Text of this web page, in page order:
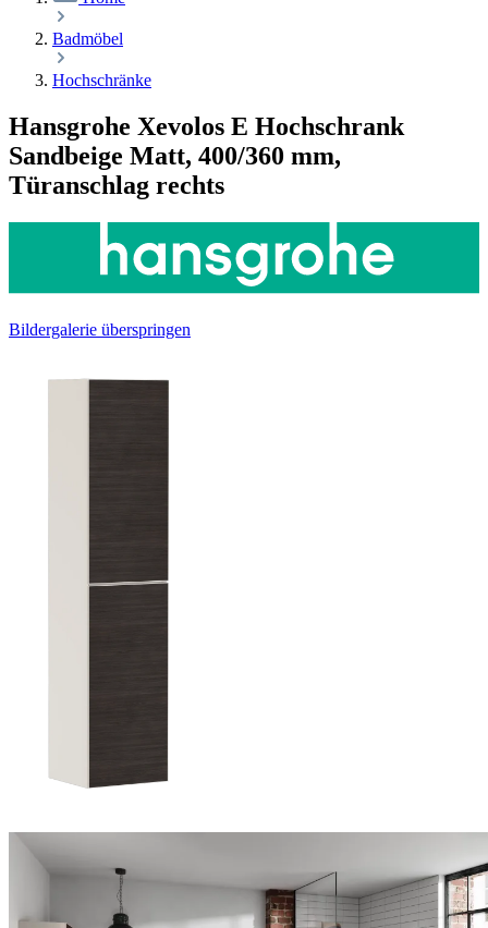
Badmöbel
Hochschränke
Hansgrohe Xevolos E Hochschrank
Sandbeige Matt, 400/360 mm,
Türanschlag rechts
Bildergalerie überspringen